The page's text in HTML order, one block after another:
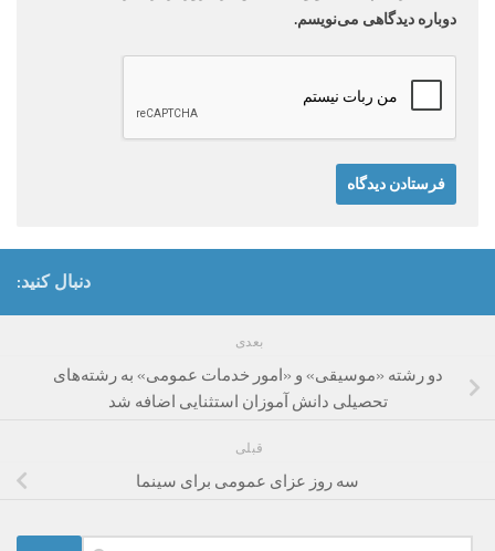
دوباره دیدگاهی می‌نویسم.
دنبال کنید:
بعدی
دو رشته «موسیقی» و «امور خدمات عمومی» به رشته‌های
تحصیلی دانش آموزان استثنایی اضافه شد
قبلی
سه روز عزای عمومی برای سینما